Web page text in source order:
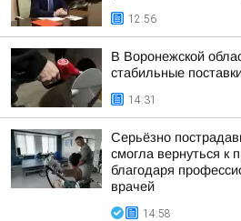
12:56
В Воронежской
стабильные
14:31
Серьёзно
смогла вернуться к
благодаря
врачей
14:58